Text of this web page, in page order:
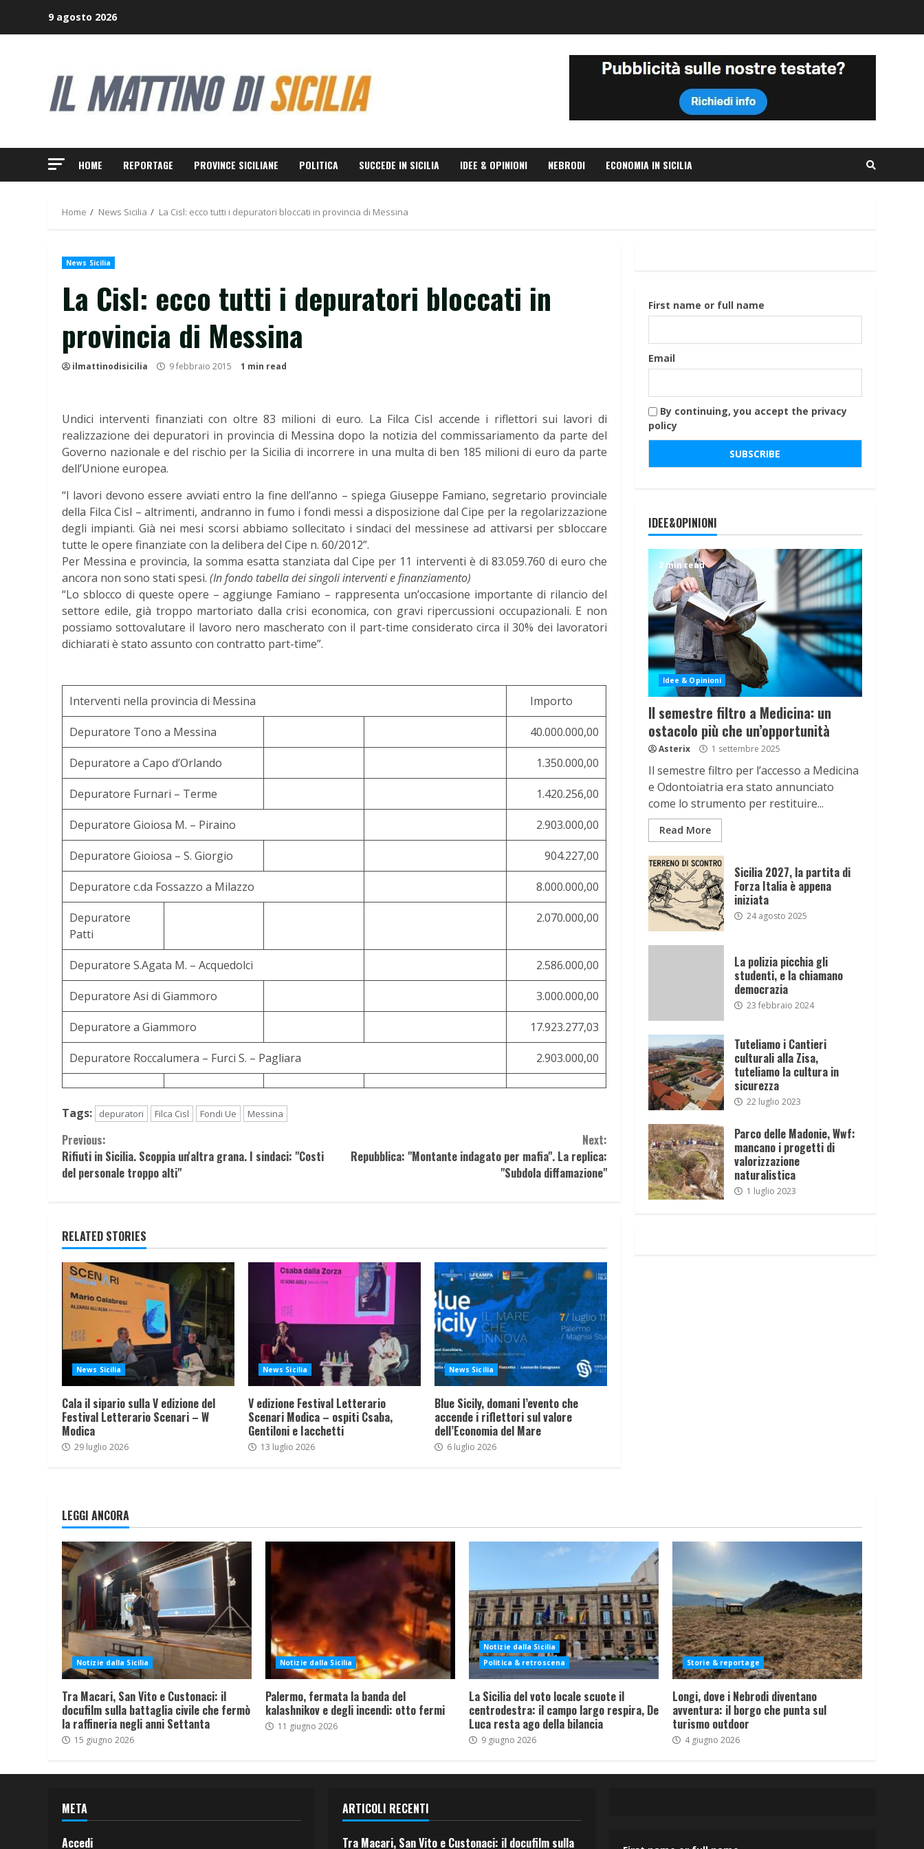
9 agosto 2026
HOME REPORTAGE PROVINCE SICILIANE POLITICA SUCCEDE IN SICILIA IDEE & OPINIONI NEBRODI ECONOMIA IN SICILIA
Home News Sicilia La Cisl: ecco tutti i depuratori bloccati in provincia di Messina
News Sicilia
La Cisl: ecco tutti i depuratori bloccati in
provincia di Messina
ilmattinodisicilia 9 febbraio 2015 1 min read
Undici interventi finanziati con oltre 83 milioni di euro. La Filca Cisl accende i riflettori sui lavori di
realizzazione dei depuratori in provincia di Messina dopo la notizia del commissariamento da parte del
Governo nazionale e del rischio per la Sicilia di incorrere in una multa di ben 185 milioni di euro da parte
dell’Unione europea.
“I lavori devono essere avviati entro la fine dell’anno – spiega Giuseppe Famiano, segretario provinciale
della Filca Cisl – altrimenti, andranno in fumo i fondi messi a disposizione dal Cipe per la regolarizzazione
degli impianti. Già nei mesi scorsi abbiamo sollecitato i sindaci del messinese ad attivarsi per sbloccare
tutte le opere finanziate con la delibera del Cipe n. 60/2012”.
Per Messina e provincia, la somma esatta stanziata dal Cipe per 11 interventi è di 83.059.760 di euro che
ancora non sono stati spesi. (In fondo tabella dei singoli interventi e finanziamento)
“Lo sblocco di queste opere – aggiunge Famiano – rappresenta un’occasione importante di rilancio del
settore edile, già troppo martoriato dalla crisi economica, con gravi ripercussioni occupazionali. E non
possiamo sottovalutare il lavoro nero mascherato con il part-time considerato circa il 30% dei lavoratori
dichiarati è stato assunto con contratto part-time”.
Interventi nella provincia di Messina Importo
Depuratore Tono a Messina 40.000.000,00
Depuratore a Capo d’Orlando 1.350.000,00
Depuratore Furnari – Terme 1.420.256,00
Depuratore Gioiosa M. – Piraino 2.903.000,00
Depuratore Gioiosa – S. Giorgio 904.227,00
Depuratore c.da Fossazzo a Milazzo 8.000.000,00
Depuratore
Patti
2.070.000,00
Depuratore S.Agata M. – Acquedolci 2.586.000,00
Depuratore Asi di Giammoro 3.000.000,00
Depuratore a Giammoro 17.923.277,03
Depuratore Roccalumera – Furci S. – Pagliara 2.903.000,00
Tags: depuratori Filca Cisl Fondi Ue Messina
Continue
Reading
Previous:
Rifiuti in Sicilia. Scoppia un'altra grana. I sindaci: "Costi
del personale troppo alti"
Next:
Repubblica: "Montante indagato per mafia". La replica:
"Subdola diffamazione"
RELATED STORIES
News Sicilia
Cala il sipario sulla V edizione del
Festival Letterario Scenari – W
Modica
29 luglio 2026
News Sicilia
V edizione Festival Letterario
Scenari Modica – ospiti Csaba,
Gentiloni e Iacchetti
13 luglio 2026
News Sicilia
Blue Sicily, domani l’evento che
accende i riflettori sul valore
dell’Economia del Mare
6 luglio 2026
First name or full name
Email
By continuing, you accept the privacy
policy
IDEE&OPINIONI
2 min read
Idee & Opinioni
Il semestre filtro a Medicina: un
ostacolo più che un’opportunità
Asterix 1 settembre 2025
Il semestre filtro per l’accesso a Medicina
e Odontoiatria era stato annunciato
come lo strumento per restituire...
Read More
Sicilia 2027, la partita di
Forza Italia è appena
iniziata
24 agosto 2025
La polizia picchia gli
studenti, e la chiamano
democrazia
23 febbraio 2024
Tuteliamo i Cantieri
culturali alla Zisa,
tuteliamo la cultura in
sicurezza
22 luglio 2023
Parco delle Madonie, Wwf:
mancano i progetti di
valorizzazione
naturalistica
1 luglio 2023
LEGGI ANCORA
Notizie dalla Sicilia
Tra Macari, San Vito e Custonaci: il
docufilm sulla battaglia civile che fermò
la raffineria negli anni Settanta
15 giugno 2026
Notizie dalla Sicilia
Palermo, fermata la banda del
kalashnikov e degli incendi: otto fermi
11 giugno 2026
Notizie dalla Sicilia
Politica & retroscena
La Sicilia del voto locale scuote il
centrodestra: il campo largo respira, De
Luca resta ago della bilancia
9 giugno 2026
Storie & reportage
Longi, dove i Nebrodi diventano
avventura: il borgo che punta sul
turismo outdoor
4 giugno 2026
META
Accedi
ARTICOLI RECENTI
Tra Macari, San Vito e Custonaci: il docufilm sulla